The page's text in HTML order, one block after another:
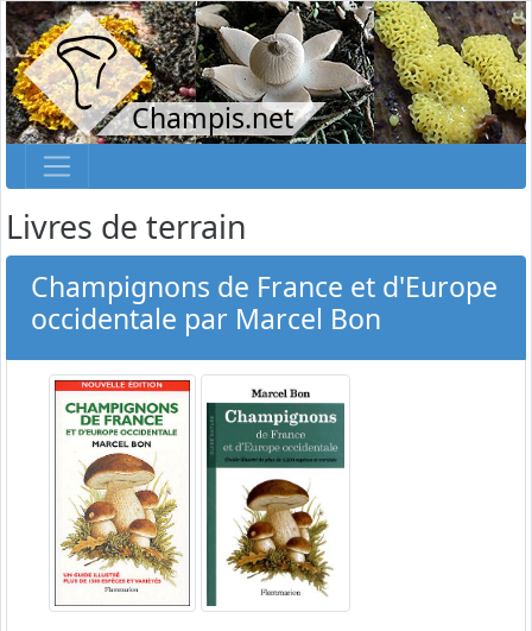
Champis.net
Livres de terrain
Champignons de France et d'Europe
occidentale par Marcel Bon